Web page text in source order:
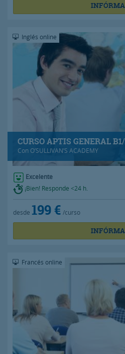
CURSO APTIS GENERAL
Con O’SULLIVAN’S ACADEMY
Inglés online
Excelente
¡Bien! Responde <24 h.
desde 199 € /curso
Francés online